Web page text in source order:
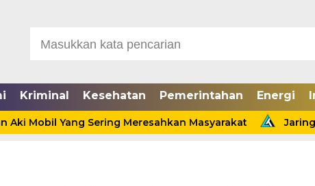
Kriminal Kesehatan Pemerintahan Energi
Yang Sering Meresahkan Masyarakat Jaringan